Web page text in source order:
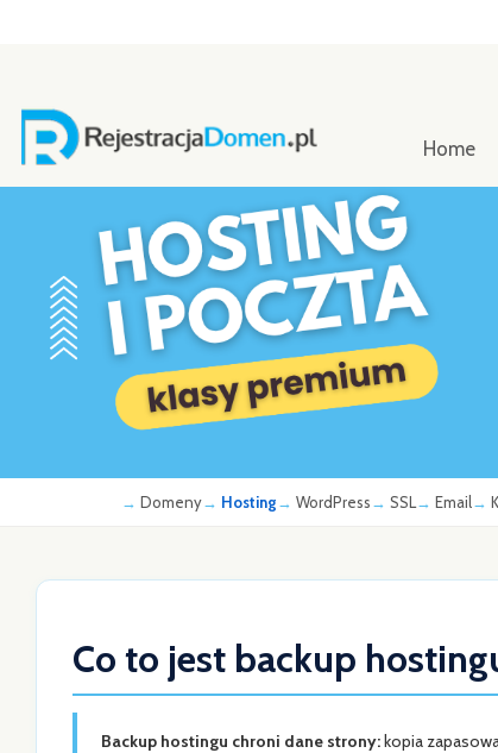
Home
Domeny Hosting WordPress SSL Email
Co to jest backup
Backup hostingu chroni dane strony:kopia